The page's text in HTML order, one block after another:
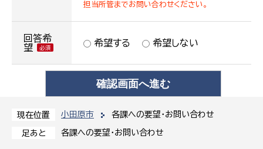
現在位置 小田原市 各課への要望・お問い合わせ
足あと 各課への要望・お問い合わせ
担当所管までお問い合わせください。
回答希
望
希望する 希望しない